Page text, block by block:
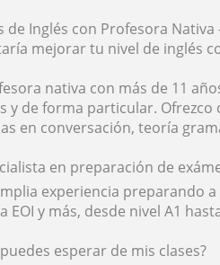
de Inglés con Profesora
mejorar tu nivel de inglés
nativa con más de 11
y de forma particular.
en conversación, teoría
en preparación de
experiencia preparando
EOI y más, desde nivel A1
puedes esperar de mis clases?